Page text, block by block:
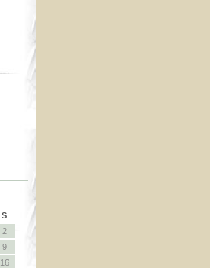
S
2
9
16